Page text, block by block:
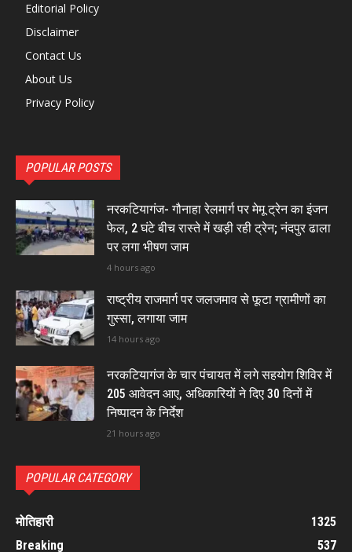
Editorial Policy
Disclaimer
Contact Us
About Us
Privacy Policy
POPULAR POSTS
नरकटियागंज- गौनाहा रेलमार्ग पर मेमू ट्रेन का इंजन
फेल, 2 घंटे बीच रास्ते में खड़ी रही ट्रेन; नंदपुर ढाला
पर लगा भीषण जाम
4 hours ago
राष्ट्रीय राजमार्ग पर जलजमाव से फूटा ग्रामीणों का
गुस्सा, लगाया जाम
14 hours ago
नरकटियागंज के चार पंचायत में लगे सहयोग शिविर में
205 आवेदन आए, अधिकारियों ने दिए 30 दिनों में
निष्पादन के निर्देश
21 hours ago
POPULAR CATEGORY
मोतिहारी
1325
Breaking
537